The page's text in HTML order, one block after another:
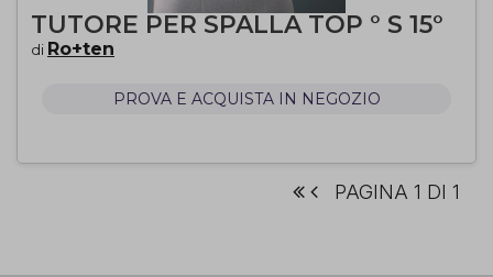
TUTORE PER SPALLA TOP ° S 15°
di Ro+ten
PROVA E ACQUISTA IN NEGOZIO
PAGINA 1 DI 1